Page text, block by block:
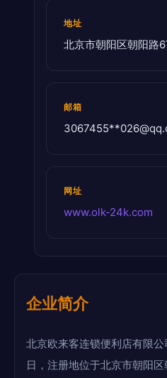
地址
北京市朝阳区朝阳路
邮箱
3067455**
网址
www.olk-24k.com
企业简介
北京欧来客连锁便利店有限
日，注册地位于北京市朝阳